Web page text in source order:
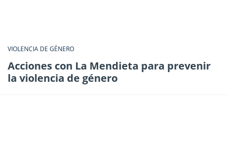
VIOLENCIA DE GÉNERO
Acciones con La Mendieta para prevenir
la violencia de género